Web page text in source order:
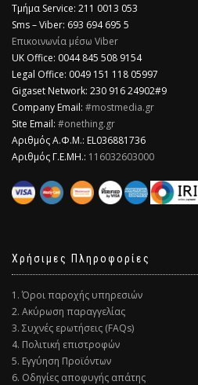
Τμήμα Service: 211 0013 053
Sms – Viber: 693 694 695 5
Επικοινωνία μέσω Viber
​UK Office: 0044 845 508 9154
Legal Office: 0049 151 118 05997
Gigaset Network: 230 916 24902#9
Company Email: #mostmedia.gr
Site Email: #onething.gr
Αριθμός Α.Φ.Μ.: EL036881736
Αριθμός Γ.Ε.ΜΗ.: 116032603000
Χρήσιμες Πληροφορίες
1. Όροι παροχής υπηρεσιών
2. Ακύρωση παραγγελίας
3. Συχνές ερωτήσεις (FAQs)
4. Πολιτική επιστροφών
5. Εγγύηση Προϊόντων
6. Οδηγίες αποφυγής απάτης